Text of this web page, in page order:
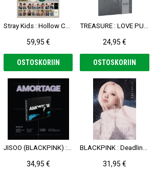
59,95 €
OSTOSKORIIN
24,95 €
OSTOSKORIIN
JISOO (BLACKPINK) : AMORTAGE CD (BLACK Ver.)
34,95 €
BLACKPINK : Deadline CD (Silver Ver. - Rose)
31,95 €